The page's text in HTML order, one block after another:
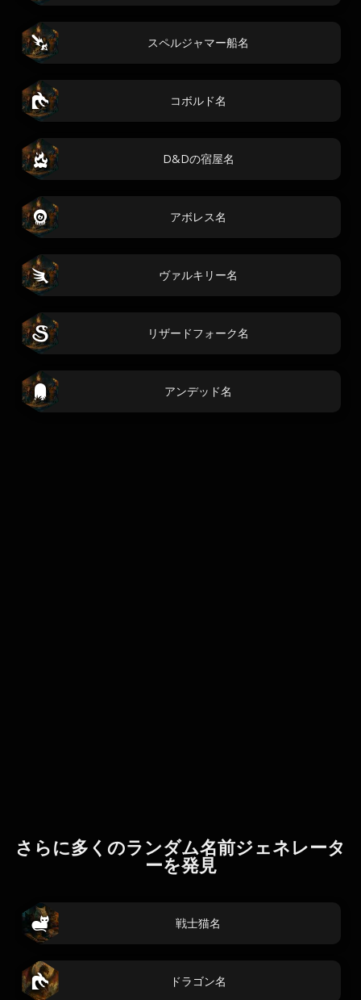
スペルジャマー船名
コボルド名
D&Dの宿屋名
アボレス名
ヴァルキリー名
リザードフォーク名
アンデッド名
さらに多くのランダム名前ジェネレータ
ーを発見
戦士猫名
ドラゴン名